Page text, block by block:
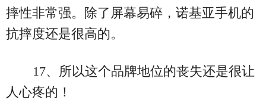
摔性非常强。除了屏幕易碎，诺基亚手机的
抗摔度还是很高的。
17、所以这个品牌地位的丧失还是很让
人心疼的！